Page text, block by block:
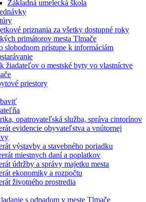
Základná umelecká škola
priznania za všetky dostupné roky
primátorov mesta Tlmače
slobodnom prístupe k informáciám
žiadateľov o mestské byty vo vlastníctve
priestory
opatrovateľská služba, správa cintorínov
evidencie obyvateľstva a vnútornej
výstavby a stavebného poriadku
miestnych daní a poplatkov
údržby a správy majetku mesta
ekonomiky a rozpočtu
životného prostredia
s odpadom v meste Tlmače